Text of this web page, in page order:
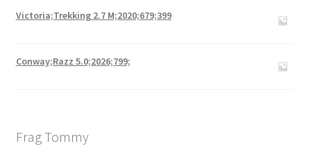
Victoria;Trekking 2.7 M;2020;679;399
Conway;Razz 5.0;2026;799;
Frag Tommy